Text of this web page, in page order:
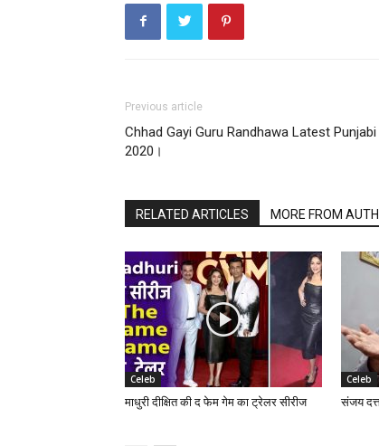
Previous article
Chhad Gayi Guru Randhawa Latest
2020।
RELATED ARTICLES MORE FROM
Celeb
माधुरी दीक्षित की द फेम गेम का ट्रेलर सीरीज
Celeb
संजय